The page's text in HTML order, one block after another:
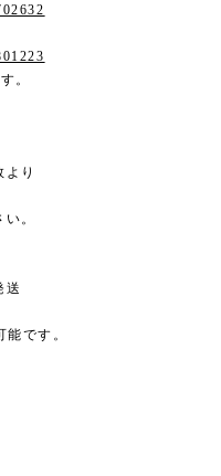
。
り
。
送
です。